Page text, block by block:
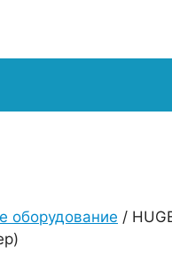
оборудование /